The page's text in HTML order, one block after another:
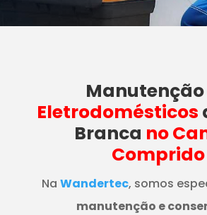
Manutenção
Eletrodomésticos
Branca no
Comprido
Na Wandertec, somos
manutenção e